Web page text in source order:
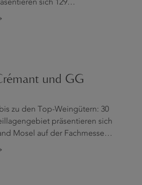
sich 129…
und GG
zu den Top-Weingütern: 30
präsentieren sich
Mosel auf der Fachmesse…